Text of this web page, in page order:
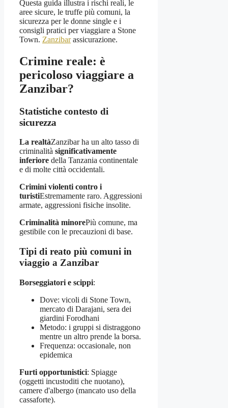
Questa guida illustra i rischi reali, le
aree sicure, le truffe più comuni, la
sicurezza per le donne single e i
consigli pratici per viaggiare a Stone
Town. Zanzibarassicurazione.
Crimine reale: è
pericoloso viaggiare a
Zanzibar?
Statistiche contesto di
sicurezza
La realtàZanzibar ha un alto tasso di
criminalità significativamente
inferiore della Tanzania continentale
e di molte città occidentali.
Crimini violenti contro i
turistiEstremamente raro. Aggressioni
armate, aggressioni fisiche insolite.
Criminalità minorePiù comune, ma
gestibile con le precauzioni di base.
Tipi di reato più comuni in
viaggio a Zanzibar
Borseggiatori e scippi:
Dove: vicoli di Stone Town,
mercato di Darajani, sera dei
giardini Forodhani
Metodo: i gruppi si distraggono
mentre un altro prende la borsa.
Frequenza: occasionale, non
epidemica
Furti opportunistici: Spiagge
(oggetti incustoditi che nuotano),
camere d'albergo (mancato uso della
cassaforte).